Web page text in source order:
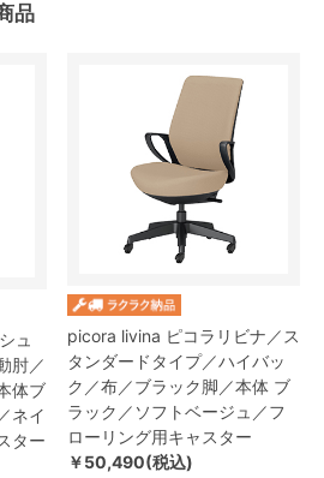
品
ュ
肘／
体ブ
ネイ
ター
picora livina ピコラリビナ／ス
タンダードタイプ／ハイバッ
ク／布／ブラック脚／本体 ブ
ラック／ソフトベージュ／フ
ローリング用キャスター
￥50,490(税込)